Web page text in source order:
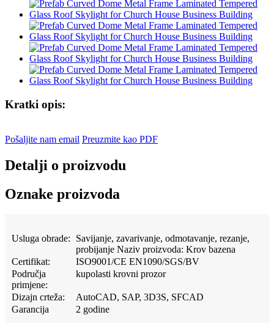
Kratki opis:
Pošaljite nam email Preuzmite kao PDF
Detalji o proizvodu
Oznake proizvoda
Usluga obrade:
Savijanje, zavarivanje, odmotavanje, rezanje,
probijanje Naziv proizvoda: Krov bazena
Certifikat:
ISO9001/CE EN1090/SGS/BV
Područja
primjene:
kupolasti krovni prozor
Dizajn crteža:
AutoCAD, SAP, 3D3S, SFCAD
Garancija
2 godine